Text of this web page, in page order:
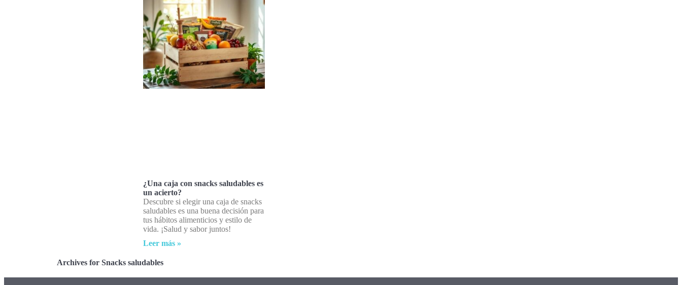
¿Una caja con snacks saludables es
un acierto?
Descubre si elegir una caja de snacks
saludables es una buena decisión para
tus hábitos alimenticios y estilo de
vida. ¡Salud y sabor juntos!
Leer más »
Archives for Snacks saludables